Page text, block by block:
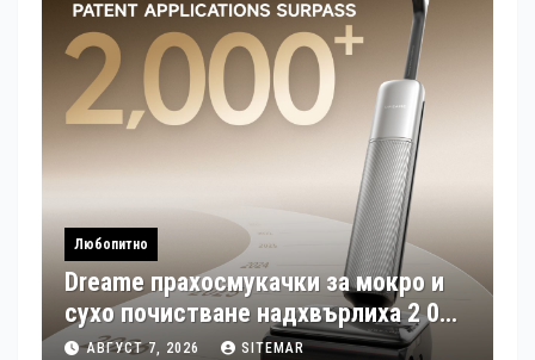
Любопитно
Dreame прахосмукачки за мокро и
сухо почистване надхвърлиха 2 000
патентни заявки в световен мащаб
АВГУСТ 7, 2026 SITEMAR